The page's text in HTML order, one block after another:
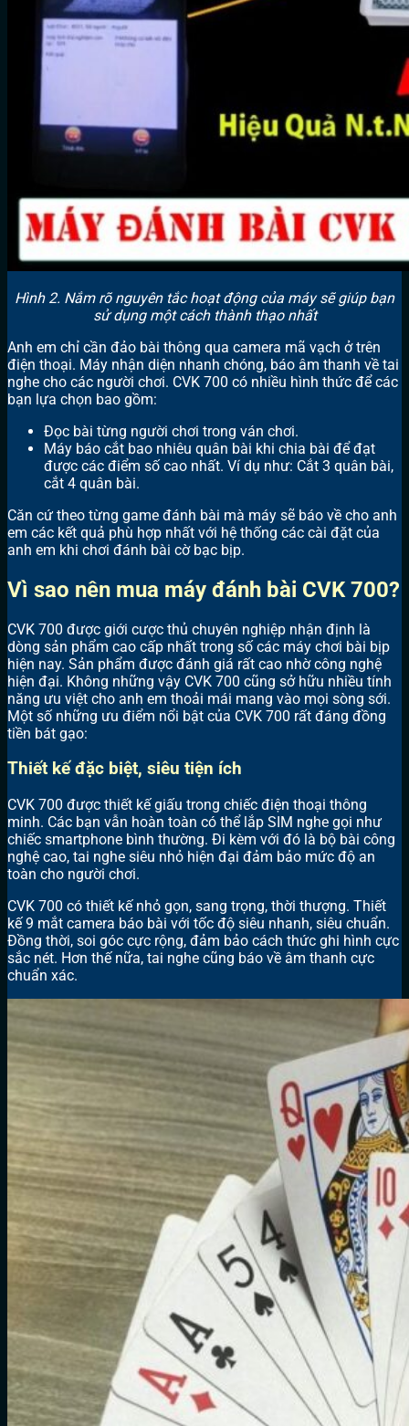
Hình 2. Nắm rõ nguyên tắc hoạt động của máy sẽ giúp bạn
sử dụng một cách thành thạo nhất
Anh em chỉ cần đảo bài thông qua camera mã vạch ở trên
điện thoại. Máy nhận diện nhanh chóng, báo âm thanh về tai
nghe cho các người chơi. CVK 700 có nhiều hình thức để các
bạn lựa chọn bao gồm:
Đọc bài từng người chơi trong ván chơi.
Máy báo cắt bao nhiêu quân bài khi chia bài để đạt
được các điểm số cao nhất. Ví dụ như: Cắt 3 quân bài,
cắt 4 quân bài.
Căn cứ theo từng game đánh bài mà máy sẽ báo về cho anh
em các kết quả phù hợp nhất với hệ thống các cài đặt của
anh em khi chơi đánh bài cờ bạc bịp.
Vì sao nên mua máy đánh bài CVK 700?
CVK 700 được giới cược thủ chuyên nghiệp nhận định là
dòng sản phẩm cao cấp nhất trong số các máy chơi bài bịp
hiện nay. Sản phẩm được đánh giá rất cao nhờ công nghệ
hiện đại. Không những vậy CVK 700 cũng sở hữu nhiều tính
năng ưu việt cho anh em thoải mái mang vào mọi sòng sới.
Một số những ưu điểm nổi bật của CVK 700 rất đáng đồng
tiền bát gạo:
Thiết kế đặc biệt, siêu tiện ích
CVK 700 được thiết kế giấu trong chiếc điện thoại thông
minh. Các bạn vẫn hoàn toàn có thể lắp SIM nghe gọi như
chiếc smartphone bình thường. Đi kèm với đó là bộ bài công
nghệ cao, tai nghe siêu nhỏ hiện đại đảm bảo mức độ an
toàn cho người chơi.
CVK 700 có thiết kế nhỏ gọn, sang trọng, thời thượng. Thiết
kế 9 mắt camera báo bài với tốc độ siêu nhanh, siêu chuẩn.
Đồng thời, soi góc cực rộng, đảm bảo cách thức ghi hình cực
sắc nét. Hơn thế nữa, tai nghe cũng báo về âm thanh cực
chuẩn xác.